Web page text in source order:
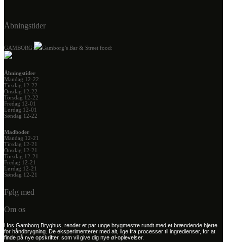
Åbningstider
GAMBORG: Gamborg’s Bar & Street food:
Åbningstider
Mandag 12-22
Tirsdag 12-22
Onsdag 12-22
Torsdag 12-22
Fredag 12-01
Lørdag 12-01
Søndag 12-22
Madboder
Mandag 12-21
Tirsdag 12-21
Onsdag 12-21
Torsdag 12-21
Fredag 12-21
Lørdag 12-21
Søndag 12-21
Følg med
Om os
Hos Gamborg Bryghus, render et par unge brygmestre rundt med et brændende hjerte
for håndbrygning. De eksperimenterer med alt, lige fra processer til ingredienser, for at
finde på nye opskrifter, som vil give dig nye øl-oplevelser.